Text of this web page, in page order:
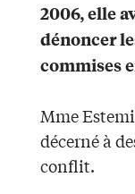
2006, elle
dénoncer
commises
Mme
décerné à
conflit.